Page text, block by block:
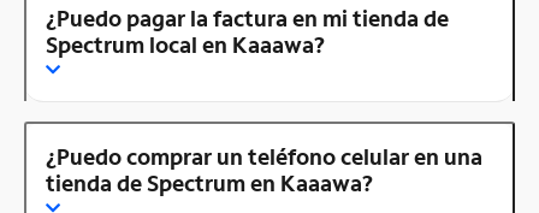
¿Puedo pagar la factura en mi tienda de
Spectrum local en Kaaawa?
¿Puedo comprar un teléfono celular en una
tienda de Spectrum en Kaaawa?